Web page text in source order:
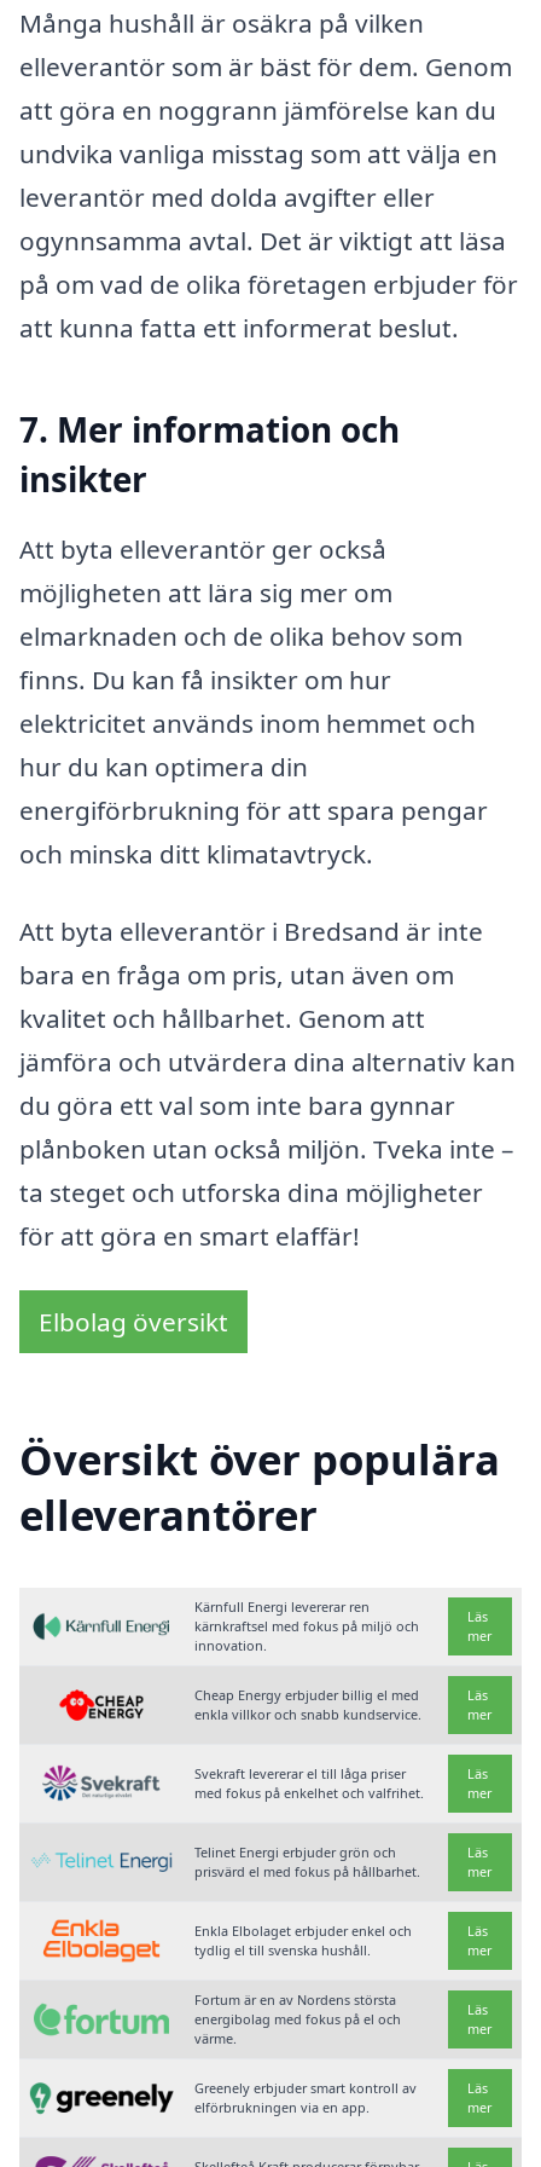
Många hushåll är osäkra på vilken
elleverantör som är bäst för dem. Genom
att göra en noggrann jämförelse kan du
undvika vanliga misstag som att välja en
leverantör med dolda avgifter eller
ogynnsamma avtal. Det är viktigt att läsa
på om vad de olika företagen erbjuder för
att kunna fatta ett informerat beslut.
7. Mer information och
insikter
Att byta elleverantör ger också
möjligheten att lära sig mer om
elmarknaden och de olika behov som
finns. Du kan få insikter om hur
elektricitet används inom hemmet och
hur du kan optimera din
energiförbrukning för att spara pengar
och minska ditt klimatavtryck.
Att byta elleverantör i Bredsand är inte
bara en fråga om pris, utan även om
kvalitet och hållbarhet. Genom att
jämföra och utvärdera dina alternativ kan
du göra ett val som inte bara gynnar
plånboken utan också miljön. Tveka inte –
ta steget och utforska dina möjligheter
för att göra en smart elaffär!
Elbolag översikt
Översikt över populära
elleverantörer
Kärnfull Energi levererar ren
kärnkraftsel med fokus på miljö och
innovation.
Läs
mer
Cheap Energy erbjuder billig el med
enkla villkor och snabb kundservice.
Läs
mer
Svekraft levererar el till låga priser
med fokus på enkelhet och valfrihet.
Läs
mer
Telinet Energi erbjuder grön och
prisvärd el med fokus på hållbarhet.
Läs
mer
Enkla Elbolaget erbjuder enkel och
tydlig el till svenska hushåll.
Läs
mer
Fortum är en av Nordens största
energibolag med fokus på el och
värme.
Läs
mer
Greenely erbjuder smart kontroll av
elförbrukningen via en app.
Läs
mer